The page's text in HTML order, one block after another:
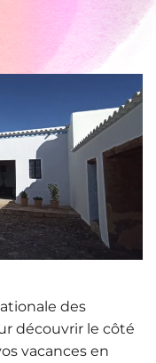
des
découvrir le côté
vacances en